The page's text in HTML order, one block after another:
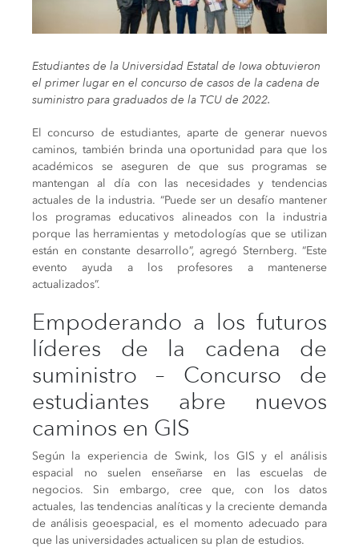
Estudiantes de la Universidad Estatal de Iowa obtuvieron
el primer lugar en el concurso de casos de la cadena de
suministro para graduados de la TCU de 2022.
El concurso de estudiantes, aparte de generar nuevos
caminos, también brinda una oportunidad para que los
académicos se aseguren de que sus programas se
mantengan al día con las necesidades y tendencias
actuales de la industria. “Puede ser un desafío mantener
los programas educativos alineados con la industria
porque las herramientas y metodologías que se utilizan
están en constante desarrollo”, agregó Sternberg. “Este
evento ayuda a los profesores a mantenerse
actualizados”.
Empoderando a los futuros
líderes de la cadena de
suministro – Concurso de
estudiantes abre nuevos
caminos en GIS
Según la experiencia de Swink, los GIS y el análisis
espacial no suelen enseñarse en las escuelas de
negocios. Sin embargo, cree que, con los datos
actuales, las tendencias analíticas y la creciente demanda
de análisis geoespacial, es el momento adecuado para
que las universidades actualicen su plan de estudios.